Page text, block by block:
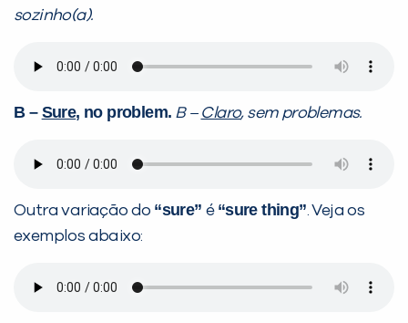
sozinho(a).
B – Sure, no problem. B – Claro, sem problemas.
Outra variação do “sure”é “sure thing”. Veja os
exemplos abaixo: